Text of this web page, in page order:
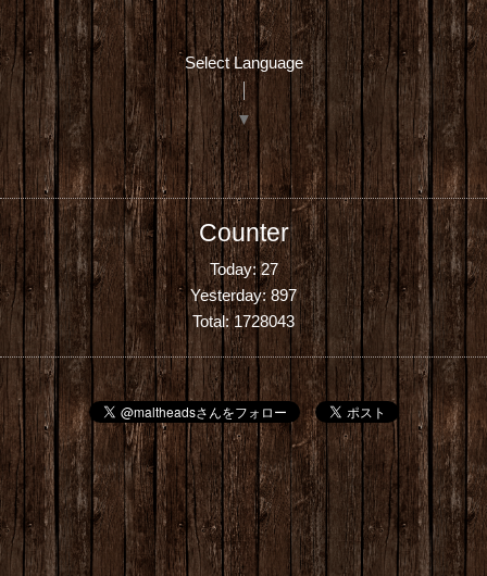
Select Language
▼
Counter
Today:27
Yesterday:897
Total:1728043